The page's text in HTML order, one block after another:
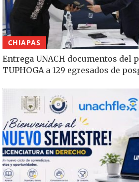
CHIAPAS
Entrega UNACH documentos del
TUPHOGA a 129 egresados de